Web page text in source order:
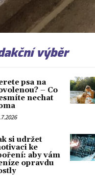
výběr
psa na
– Co
nechat
si udržet
ke
aby vám
opravdu